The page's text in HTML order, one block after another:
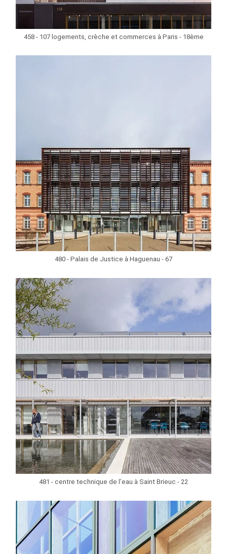
458 - 107 logements, crèche et commerces à Paris - 18ème
480 - Palais de Justice à Haguenau - 67
481 - centre technique de l’eau à Saint Brieuc - 22